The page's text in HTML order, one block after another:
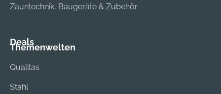
Zauntechnik, Baugeräte & Zubehör
Deals
Themenwelten
Qualitas
Stahl